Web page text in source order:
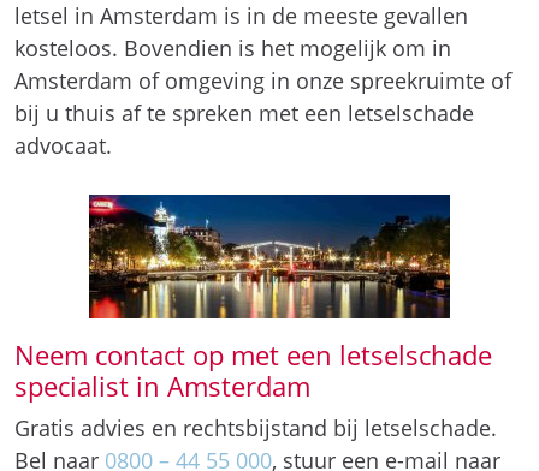
letsel in Amsterdam is in de meeste gevallen
kosteloos. Bovendien is het mogelijk om in
Amsterdam of omgeving in onze spreekruimte of
bij u thuis af te spreken met een letselschade
advocaat.
Neem contact op met een letselschade
specialist in Amsterdam
Gratis advies en rechtsbijstand bij letselschade.
Bel naar 0800 – 44 55 000, stuur een e-mail naar